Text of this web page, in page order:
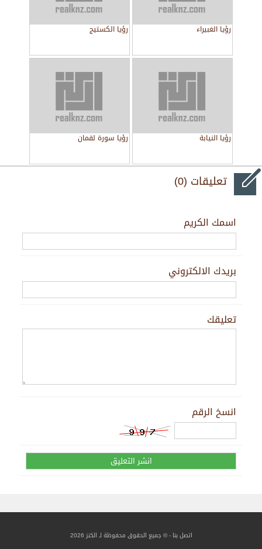
رؤيا الغبيراء رؤيا الكستيج
رؤيا النيابة رؤيا سورة لقمان
تعليقات (0)
اسمك الكريم
بريدك الالكتروني
تعليقك
انسخ الرقم
اتصل بنا - © جميع الحقوق محفوظة لـ الكنز 2026